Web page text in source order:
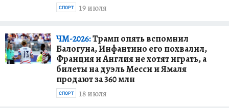
19 июля
СПОРТ
ЧМ-2026:Трамп опять вспомнил
Балогуна, Инфантино его похвалил,
Франция и Англия не хотят играть, а
билеты на дуэль Месси и Ямаля
продают за 360 млн
18 июля
СПОРТ